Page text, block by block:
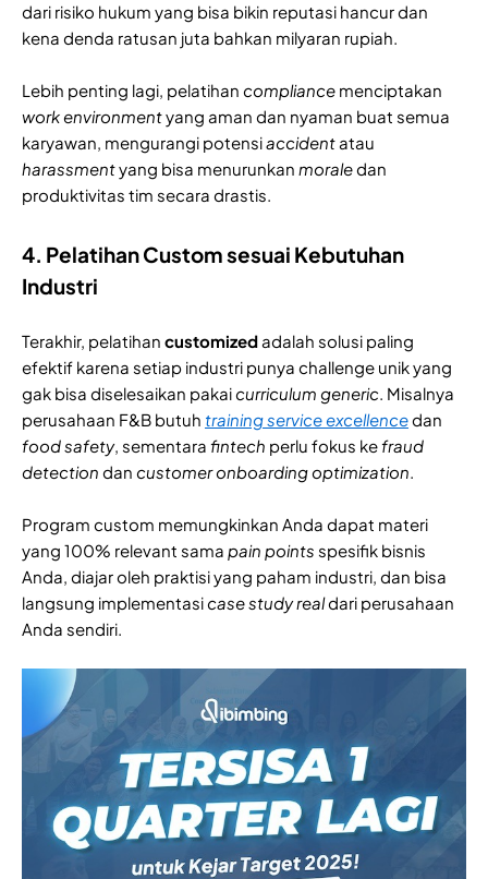
dari risiko hukum yang bisa bikin reputasi hancur dan
kena denda ratusan juta bahkan milyaran rupiah.
Lebih penting lagi, pelatihan compliance menciptakan
workenvironmentyang aman dan nyaman buat semua
karyawan, mengurangi potensiaccidentatau
harassmentyang bisa menurunkan moraledan
produktivitas tim secara drastis.
4. Pelatihan Custom sesuai Kebutuhan
Industri
Terakhir, pelatihan customizedadalah solusi paling
efektif karena setiap industri punya challenge unik yang
gak bisa diselesaikan pakaicurriculum generic. Misalnya
perusahaan F&B butuh training service excellencedan
food safety, sementara fintech perlu fokus kefraud
detection dan customer onboarding optimization.
Program custom memungkinkan Anda dapat materi
yang 100% relevant sama pain points spesifik bisnis
Anda, diajar oleh praktisi yang paham industri, dan bisa
langsung implementasicase study realdari perusahaan
Anda sendiri.